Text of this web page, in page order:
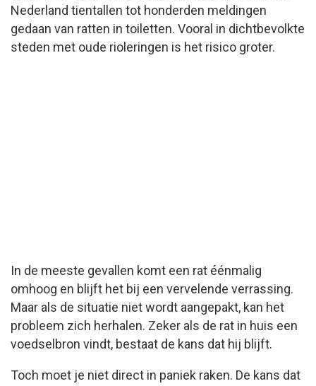
Nederland tientallen tot honderden meldingen
gedaan van ratten in toiletten. Vooral in dichtbevolkte
steden met oude rioleringen is het risico groter.
In de meeste gevallen komt een rat éénmalig
omhoog en blijft het bij een vervelende verrassing.
Maar als de situatie niet wordt aangepakt, kan het
probleem zich herhalen. Zeker als de rat in huis een
voedselbron vindt, bestaat de kans dat hij blijft.
Toch moet je niet direct in paniek raken. De kans dat